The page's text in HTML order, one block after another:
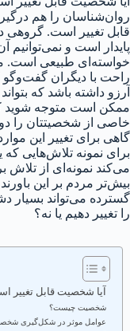
روان‌شناسان را هم
قابل تغییر است. گروهی
پایدار است و نمی‌توانیم
خواسته‌ای طبیعی است.
راحت با دیگران
آرزو داشته باشد که
ممکن است متوجه شوید
خاصی از شخصیتتان را
گاهی برای تغییر این
برای نمونه تلاش‌هایی
می‌کند نمونه‌ای از
بیش‌تر مردم بر این
گسترده می‌تواند بسیار
را تغییر دهیم یا نه؟
آیا شخصیت قابل تغییر
شخصیت چیست؟
عوامل موثر در شکل‌گیری